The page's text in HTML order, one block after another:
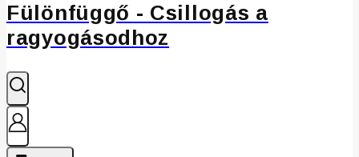
Fülönfüggő - Csillogás a
ragyogásodhoz